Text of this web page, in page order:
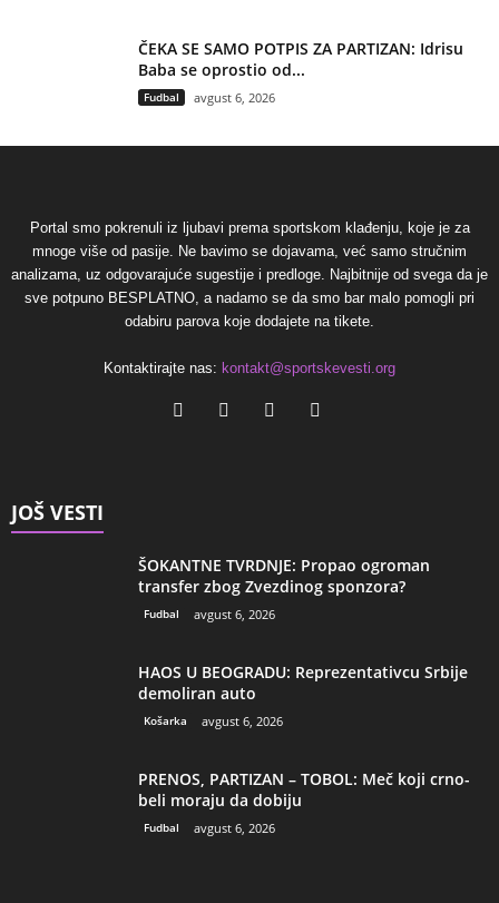
ČEKA SE SAMO POTPIS ZA PARTIZAN: Idrisu
Baba se oprostio od...
Fudbal avgust 6, 2026
Portal smo pokrenuli iz ljubavi prema sportskom klađenju, koje je za
mnoge više od pasije. Ne bavimo se dojavama, već samo stručnim
analizama, uz odgovarajuće sugestije i predloge. Najbitnije od svega da je
sve potpuno BESPLATNO, a nadamo se da smo bar malo pomogli pri
odabiru parova koje dodajete na tikete.
Kontaktirajte nas: kontakt@sportskevesti.org
JOŠ VESTI
ŠOKANTNE TVRDNJE: Propao ogroman
transfer zbog Zvezdinog sponzora?
Fudbal avgust 6, 2026
HAOS U BEOGRADU: Reprezentativcu Srbije
demoliran auto
Košarka avgust 6, 2026
PRENOS, PARTIZAN – TOBOL: Meč koji crno-
beli moraju da dobiju
Fudbal avgust 6, 2026